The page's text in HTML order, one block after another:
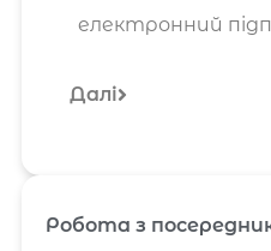
електронний
Далі
Робота з